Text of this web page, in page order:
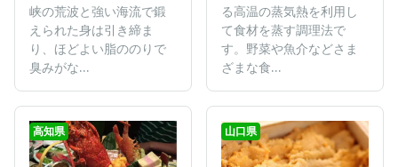
峡の荒波と強い海流で鍛
えられた身は引き締ま
り、ほどよい脂ののりで
臭みがな...
る高温の蒸気熱を利用し
て食材を蒸す調理法で
す。野菜や魚介などさま
ざまな食...
高知県 山口県